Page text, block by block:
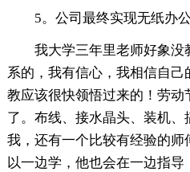
5。公司最终实现无纸办
我大学三年里老师好象没
系的，我有信心，我相信自
教应该很快领悟过来的！劳
了。布线、接水晶头、装机、
我，还有一个比较有经验的
以一边学，他也会在一边指